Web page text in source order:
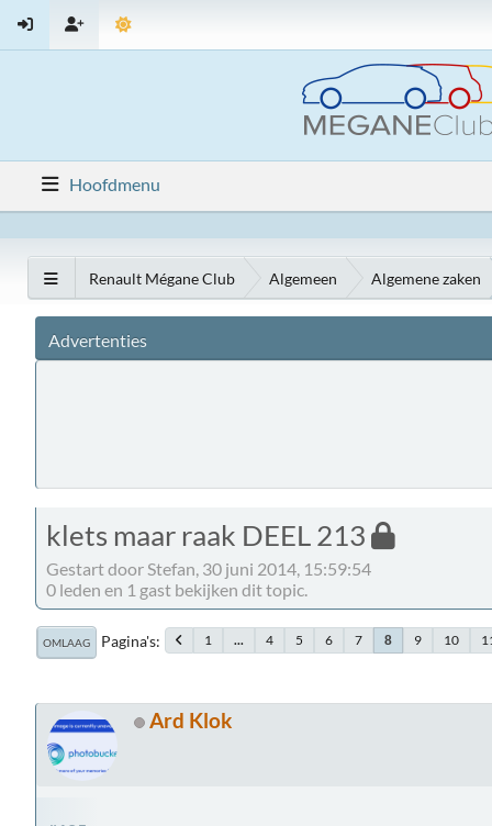
Hoofdmenu
Renault Mégane Club Algemeen Algemene zaken
Advertenties
klets maar raak DEEL 213
Gestart door Stefan, 30 juni 2014, 15:59:54
0 leden en 1 gast bekijken dit topic.
OMLAAG Pagina's 1 ... 4 5 6 7 8 9 10
Ard Klok